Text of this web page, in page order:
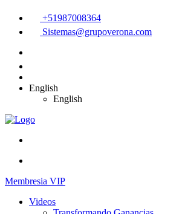
+51987008364
Sistemas@grupoverona.com
English
English
Membresia VIP
Videos